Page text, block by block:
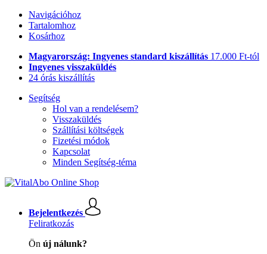
Navigációhoz
Tartalomhoz
Kosárhoz
Magyarország: Ingyenes standard kiszállítás 17.000 Ft-tól
Ingyenes visszaküldés
24 órás kiszállítás
Segítség
Hol van a rendelésem?
Visszaküldés
Szállítási költségek
Fizetési módok
Kapcsolat
Minden Segítség-téma
Bejelentkezés
Feliratkozás
Ön új nálunk?